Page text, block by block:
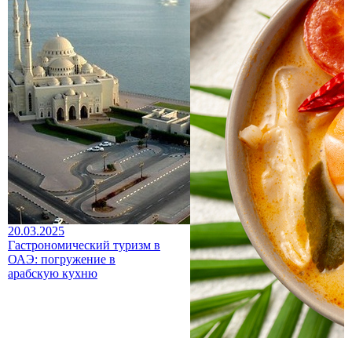
20.03.2025
Гастрономический туризм в
ОАЭ: погружение в
арабскую кухню